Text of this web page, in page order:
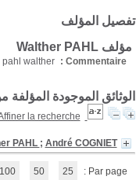
تفصيل المؤلف
مؤلف Walther PAHL
Commentaire :
pahl walther
الوثائق الموجودة
la recherche
PAHL ; André COGNIET
Par page :
25
50
100